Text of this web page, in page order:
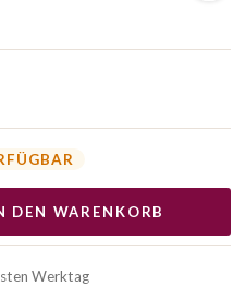
DEN WARENKORB
Werktag